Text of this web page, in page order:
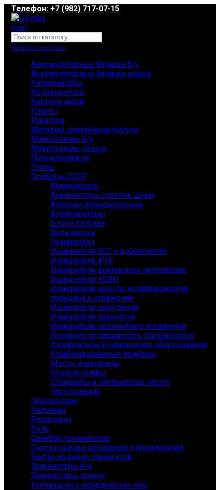
Телефон: +7 (982) 717-07-15
Выбрать категорию
Аккумуляторные батареи б/у
Аккумуляторные батареи новые
Катализаторы
Конденсаторы
Корпуса часов
Лампы
Лигатура
Металлы платиновой группы
Микросхемы б/у
Микросхемы новые
Переключатели
Платы
Приборы СССР
Амперметры
Анализаторы спектра, шума
Антенны измерительные
Антеннюаторы
Блоки питания
Вольтметры
Генераторы
Измерители RLC и добротности
Измерители АЧХ
Измерители временных интервалов
Измерители КСВН
Измерители модуля, коэффициентов
передачи и отражения
Измерители модуляции
Измерители мощности
Измерители нелинейных искажений
Измерители параметров транзисторов
Калибраторы и поверочное оборудование
Комбинированные приборы
Мосты и магазины
Осциллографы
Стандарты и синтезаторы частот
Частотомеры
Процессоры
Разъемы
Резисторы
Реле
Серебро техническое
Скупка оценка неликвида у предприятий
Тантал из радио элементов
Транзисторы б/у
Транзисторы новые
Утилизация у юридических лиц